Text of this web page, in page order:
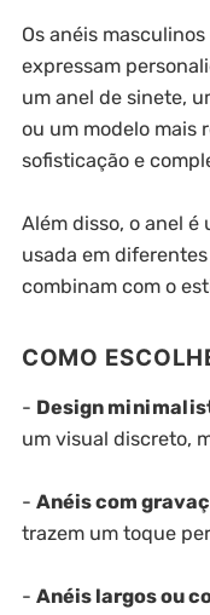
Os anéis
expressam
um anel de sinete,
ou um modelo mais
sofisticação e
Além disso, o anel
usada em
combinam com o
COMO
- Design
um visual discreto,
- Anéis com
trazem um toque
- Anéis largos ou